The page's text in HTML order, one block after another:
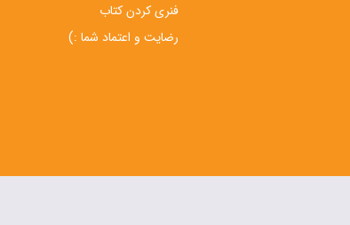
فنری کردن کتاب
رضایت و اعتماد شما :)